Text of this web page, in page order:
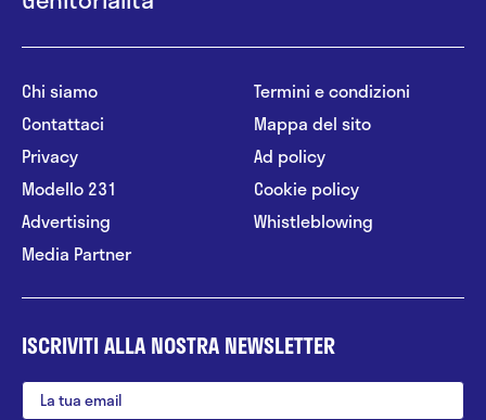
Chi siamo
Contattaci
Privacy
Modello 231
Advertising
Media Partner
Termini e condizioni
Mappa del sito
Ad policy
Cookie policy
Whistleblowing
ISCRIVITI ALLA NOSTRA NEWSLETTER